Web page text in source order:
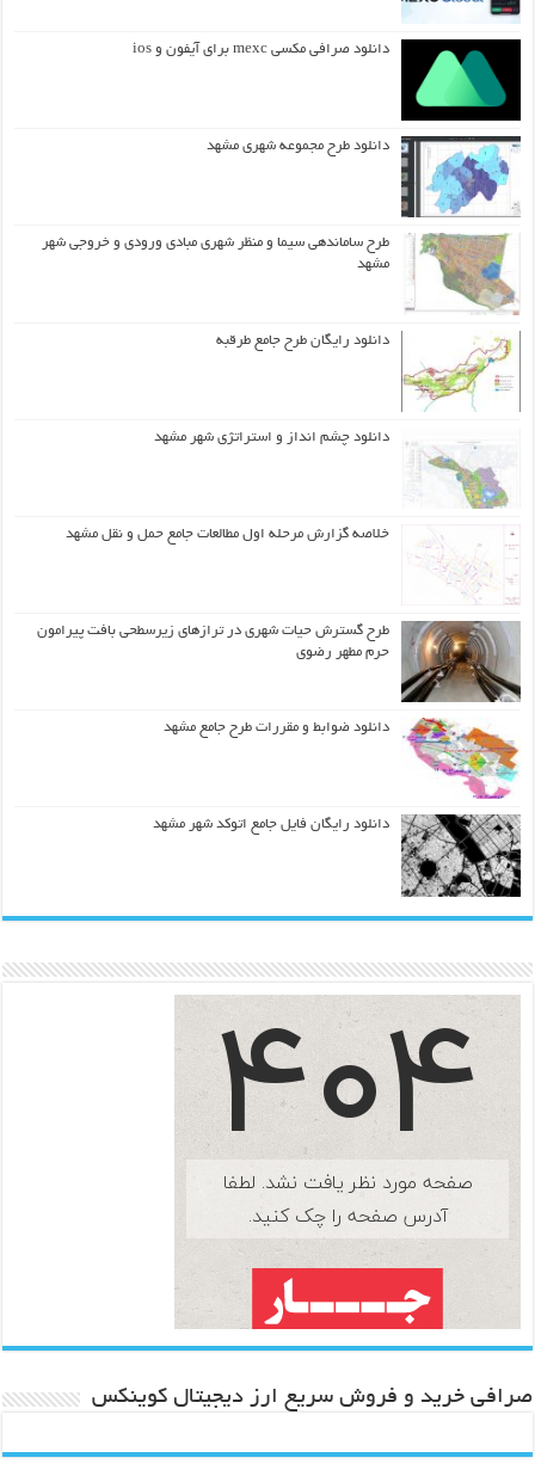
دانلود صرافی مکسی mexc برای آیفون و ios
دانلود طرح مجموعه شهری مشهد
طرح ساماندهی سیما و منظر شهری مبادی ورودی و خروجی شهر
مشهد
دانلود رایگان طرح جامع طرقبه
دانلود چشم انداز و استراتژی شهر مشهد
خلاصه گزارش مرحله اول مطالعات جامع حمل و نقل مشهد
طرح گسترش حیات شهري در ترازهاي زیرسطحی بافت پیرامون
حرم مطهر رضوي
دانلود ضوابط و مقررات طرح جامع مشهد
دانلود رایگان فایل جامع اتوکد شهر مشهد
صرافی خرید و فروش سریع ارز دیجیتال کوینکس